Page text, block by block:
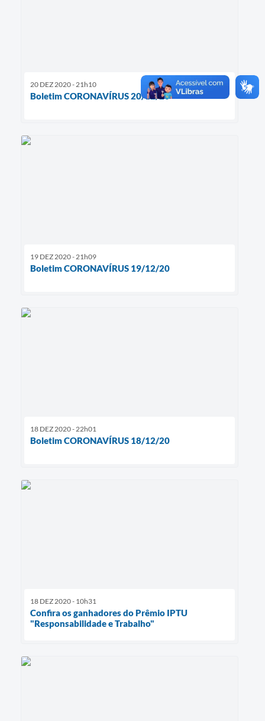
20 DEZ 2020 - 21h10
Boletim CORONAVÍRUS 20/12/20
19 DEZ 2020 - 21h09
Boletim CORONAVÍRUS 19/12/20
18 DEZ 2020 - 22h01
Boletim CORONAVÍRUS 18/12/20
18 DEZ 2020 - 10h31
Confira os ganhadores do Prêmio IPTU
"Responsabilidade e Trabalho"